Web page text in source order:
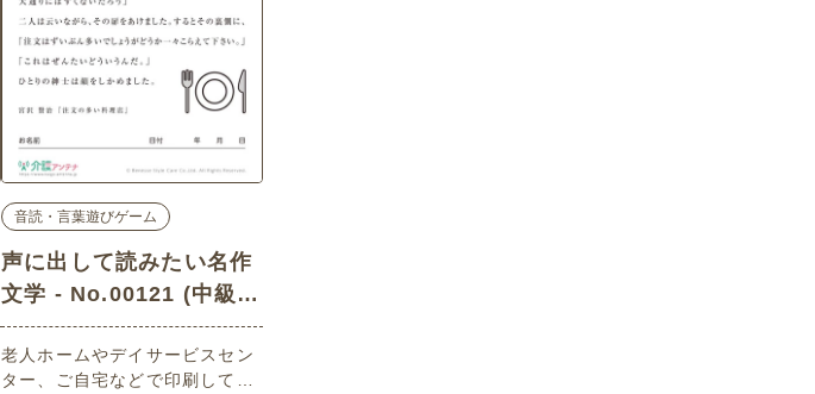
音読・言葉遊びゲーム
声に出して読みたい名作
文学 - No.00121 (中級/
音読・言葉遊びゲームの
介護レク素材)
老人ホームやデイサービスセン
ター、ご自宅などで印刷してお